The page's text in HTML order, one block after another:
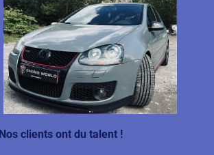
Nos clients ont du talent !